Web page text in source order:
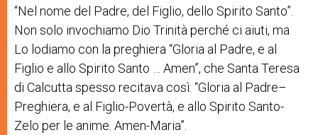
“Nel nome del Padre, del Figlio, dello Spirito Santo”.
Non solo invochiamo Dio Trinità perché ci aiuti, ma
Lo lodiamo con la preghiera “Gloria al Padre, e al
Figlio e allo Spirito Santo … Amen”, che Santa Teresa
di Calcutta spesso recitava così: “Gloria al Padre–
Preghiera, e al Figlio-Povertà, e allo Spirito Santo-
Zelo per le anime. Amen-Maria”.